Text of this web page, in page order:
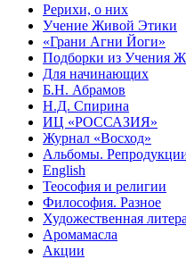
Рерихи, о них
Учение Живой Этики
«Грани Агни Йоги»
Подборки из Учения
Для начинающих
Б.Н. Абрамов
Н.Д. Спирина
ИЦ «РОССАЗИЯ»
Журнал «Восход»
Альбомы.
English
Теософия и религии
Философия. Разное
Художественная
Аромамасла
Акции